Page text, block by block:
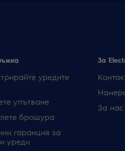
уредите
упътване
брошура
гаранция за
уреди
За
За нас